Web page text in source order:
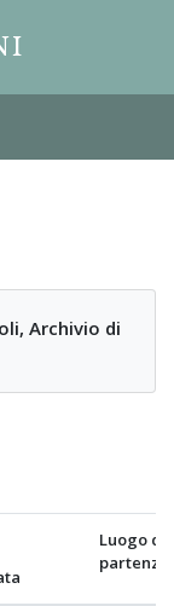
Archivio di
Luogo di
partenza